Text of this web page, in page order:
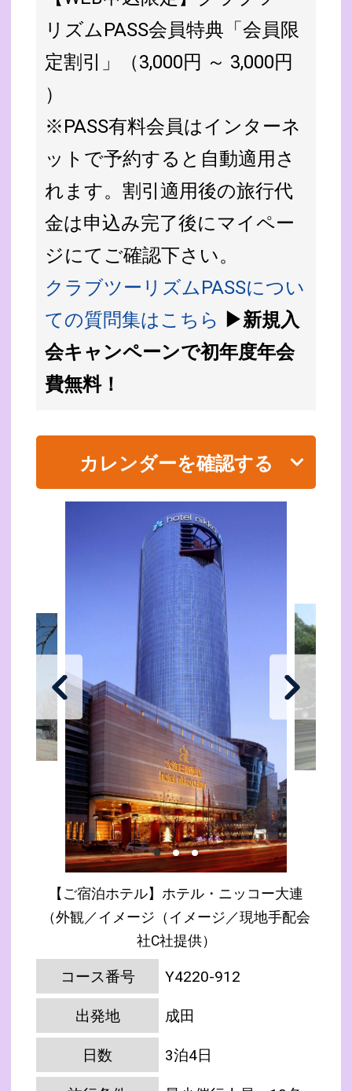
リズムPASS会員特典「会員限
定割引」（3,000円 ～ 3,000円
）
※PASS有料会員はインターネ
ットで予約すると自動適用さ
れます。割引適用後の旅行代
金は申込み完了後にマイペー
ジにてご確認下さい。
クラブツーリズムPASSについ
ての質問集はこちら ▶新規入
会キャンペーンで初年度年会
費無料！
カレンダーを確認する
【ご宿泊ホテル】ホテル・ニッコー大連
（外観／イメージ（イメージ／現地手配会
社C社提供）
コース番号 Y4220-912
出発地 成田
日数 3泊4日